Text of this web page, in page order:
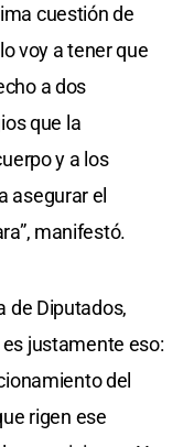
cuestión de
voy a tener que
a dos
que la
y a los
asegurar el
manifestó.
de Diputados,
justamente eso:
del
rigen ese